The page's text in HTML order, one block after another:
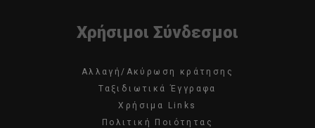
Χρήσιμοι Σύνδεσμοι
Αλλαγή/Ακύρωση κράτησης
Ταξιδιωτικά Έγγραφα
Χρήσιμα Links
Πολιτική Ποιότητας